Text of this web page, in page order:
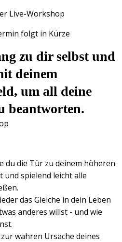
Live-Workshop
folgt in Kürze
zu dir selbst und
deinem
um all deine
beantworten.
du die Tür zu deinem höheren
und spielend leicht alle
das Gleiche in dein Leben
anderes willst - und wie
wahren Ursache deines